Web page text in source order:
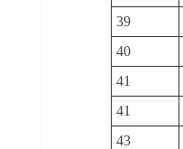
39
40
41
41
43